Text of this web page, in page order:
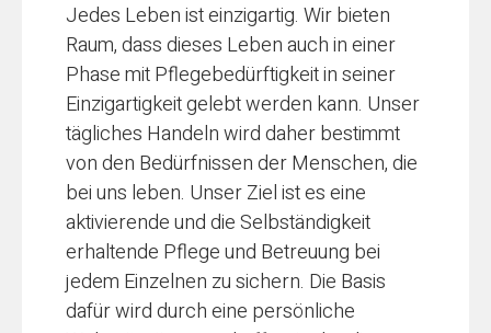
Jedes Leben ist einzigartig. Wir bieten
Raum, dass dieses Leben auch in einer
Phase mit Pflegebedürftigkeit in seiner
Einzigartigkeit gelebt werden kann. Unser
tägliches Handeln wird daher bestimmt
von den Bedürfnissen der Menschen, die
bei uns leben. Unser Ziel ist es eine
aktivierende und die Selbständigkeit
erhaltende Pflege und Betreuung bei
jedem Einzelnen zu sichern. Die Basis
dafür wird durch eine persönliche